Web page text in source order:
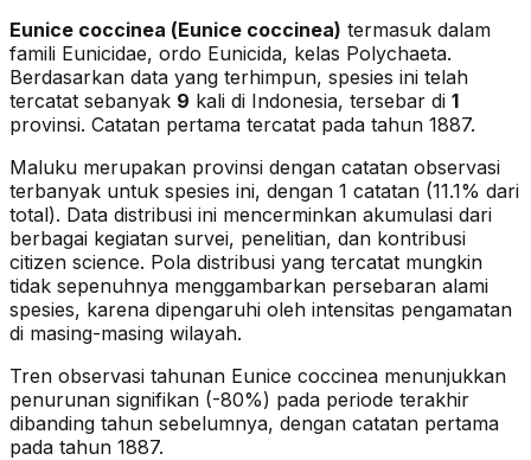
Eunice coccinea (Eunice coccinea) termasuk dalam
famili Eunicidae, ordo Eunicida, kelas Polychaeta.
Berdasarkan data yang terhimpun, spesies ini telah
tercatat sebanyak 9 kali di Indonesia, tersebar di 1
provinsi. Catatan pertama tercatat pada tahun 1887.
Maluku merupakan provinsi dengan catatan observasi
terbanyak untuk spesies ini, dengan 1 catatan (11.1% dari
total). Data distribusi ini mencerminkan akumulasi dari
berbagai kegiatan survei, penelitian, dan kontribusi
citizen science. Pola distribusi yang tercatat mungkin
tidak sepenuhnya menggambarkan persebaran alami
spesies, karena dipengaruhi oleh intensitas pengamatan
di masing-masing wilayah.
Tren observasi tahunan Eunice coccinea menunjukkan
penurunan signifikan (-80%) pada periode terakhir
dibanding tahun sebelumnya, dengan catatan pertama
pada tahun 1887.